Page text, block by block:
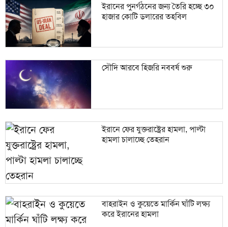
ইরানের পুনর্গঠনের জন্য তৈরি হচ্ছে ৩০
হাজার কোটি ডলারের তহবিল
সৌদি আরবে হিজরি নববর্ষ শুরু
ইরানে ফের যুক্তরাষ্ট্রের হামলা, পাল্টা
হামলা চালাচ্ছে তেহরান
বাহরাইন ও কুয়েতে মার্কিন ঘাঁটি লক্ষ্য
করে ইরানের হামলা